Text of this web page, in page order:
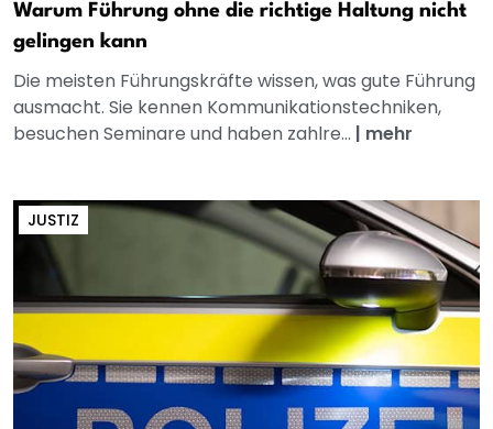
Warum Führung ohne die richtige Haltung nicht
gelingen kann
Die meisten Führungskräfte wissen, was gute Führung
ausmacht. Sie kennen Kommunikationstechniken,
besuchen Seminare und haben zahlre... | mehr
JUSTIZ